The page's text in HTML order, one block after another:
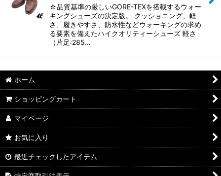
☆品質基準の厳しいGORE-TEXを搭載するウォー
キングシューズの決定版。 クッショニング、軽
さ、履きやすさ、防水性などウォーキングの求め
る要素を備えたハイクオリティーシューズ 軽さ
（片足:285…
ホーム
ショッピングカート
マイページ
お気に入り
最近チェックしたアイテム